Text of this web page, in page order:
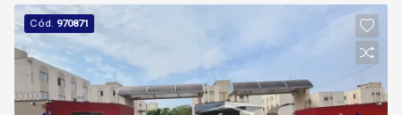
Cód. 970871